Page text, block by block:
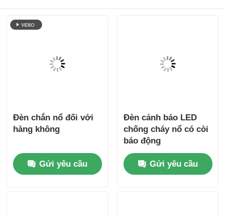
Đèn chắn nổ đối với
hàng không
Gửi yêu cầu
Đèn cảnh báo LED
chống cháy nổ có còi
báo động
Gửi yêu cầu